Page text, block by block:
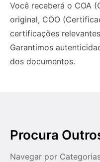
Você receberá o COA
original, COO
certificações
Garantimos
dos documentos.
Procura
Navegar por